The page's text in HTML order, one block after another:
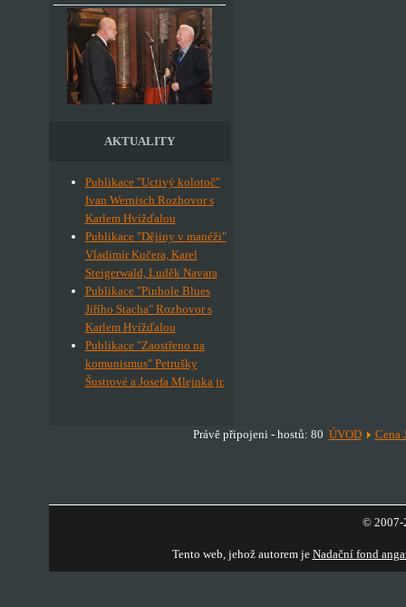
AKTUALITY
Publikace "Uctivý kolotoč"
Ivan Wernisch Rozhovor s
Karlem Hvížďalou
Publikace "Dějiny v manéži"
Vladimír Kučera, Karel
Steigerwald, Luděk Navara
Publikace "Pinhole Blues
Jiřího Stacha" Rozhovor s
Karlem Hvížďalou
Publikace "Zaostřeno na
komunismus" Petrušky
Šustrové a Josefa Mlejnka jr.
Právě připojeni - hostů: 80 ÚVOD Cena
© 2007-
Tento web, jehož autorem je Nadační fond